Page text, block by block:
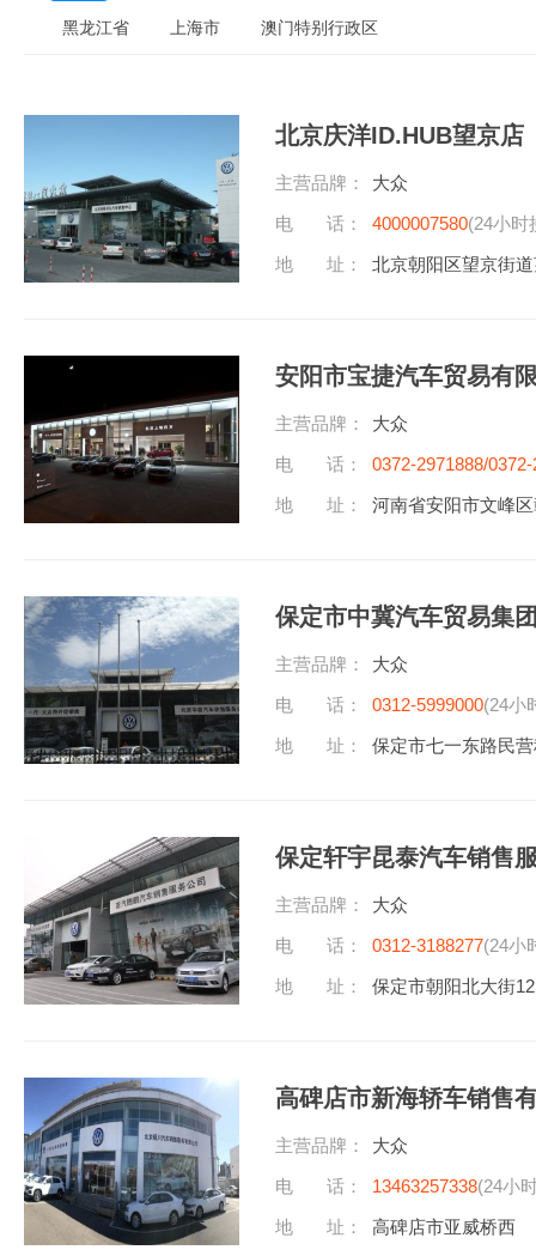
黑龙江省 上海市 澳门特别行政区
北京庆洋ID.HUB望京店
主营品牌：
大众
电 话：
4000007580(24小时
地 址：
北京朝阳区望京街
安阳市宝捷汽车贸易有
主营品牌：
大众
电 话：
0372-2971888/
地 址：
河南省安阳市文峰
保定市中冀汽车贸易集
主营品牌：
大众
电 话：
0312-5999000(24小
地 址：
保定市七一东路民
保定轩宇昆泰汽车销售
主营品牌：
大众
电 话：
0312-3188277(24小
地 址：
保定市朝阳北大街
高碑店市新海轿车销售
主营品牌：
大众
电 话：
13463257338(24小
地 址：
高碑店市亚威桥西